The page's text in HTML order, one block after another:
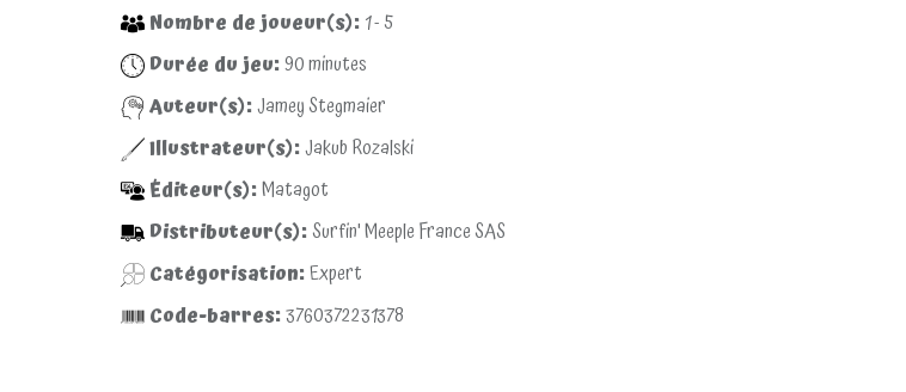
Nombre de joueur(s):1 - 5
Durée du jeu:90minutes
Auteur(s):Jamey Stegmaier
Illustrateur(s):Jakub Rozalski
Éditeur(s):Matagot
Distributeur(s):Surfin' Meeple France SAS
Catégorisation:Expert
Code-barres:3760372231378